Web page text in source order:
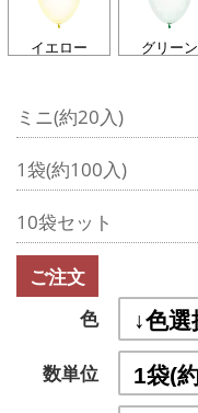
イエロー グリーン
ミニ(約20入)
1袋(約100入)
10袋セット
ご注文
色
数単位